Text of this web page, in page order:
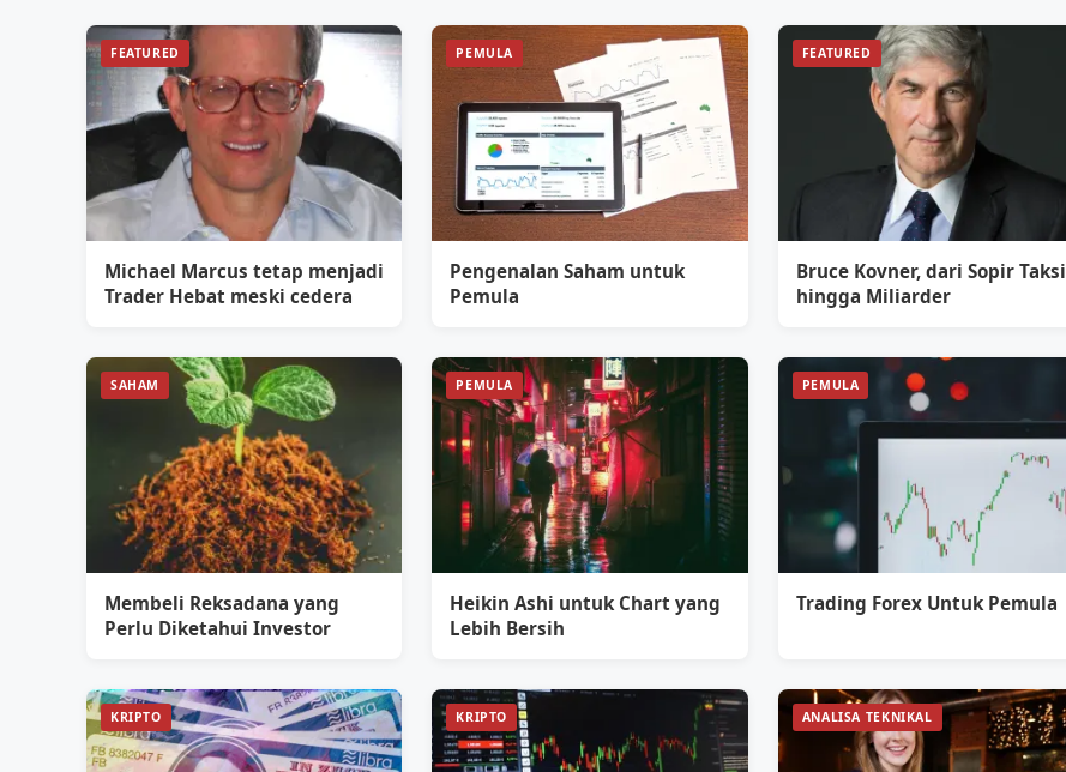
FEATURED
Michael Marcus tetap menjadi
Trader Hebat meski cedera
PEMULA
Pengenalan Saham untuk
Pemula
FEATURED
Bruce Kovner, dari Sopir Taksi
hingga Miliarder
SAHAM
Membeli Reksadana yang
Perlu Diketahui Investor
PEMULA
Heikin Ashi untuk Chart yang
Lebih Bersih
PEMULA
Trading Forex Untuk Pemula
KRIPTO KRIPTO ANALISA TEKNIKAL